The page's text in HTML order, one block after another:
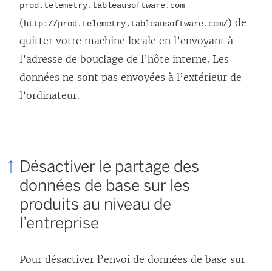
prod.telemetry.tableausoftware.com
(http://prod.telemetry.tableausoftware.com/) de
quitter votre machine locale en l’envoyant à
l’adresse de bouclage de l’hôte interne. Les
données ne sont pas envoyées à l’extérieur de
l’ordinateur.
Désactiver le partage des
données de base sur les
produits au niveau de
l’entreprise
Pour désactiver l’envoi de données de base sur